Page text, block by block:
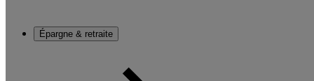
Épargne & retraite